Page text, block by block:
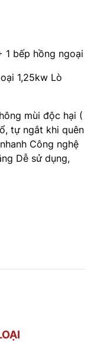
1 bếp hồng ngoại
1,25kw Lò
mùi độc hại (
tự ngắt khi quên
Công nghệ
Dễ sử dụng,